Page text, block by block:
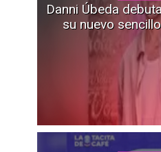
Danni Úbeda
su nuevo